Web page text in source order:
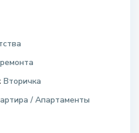
Вторичка
/ Апартаменты